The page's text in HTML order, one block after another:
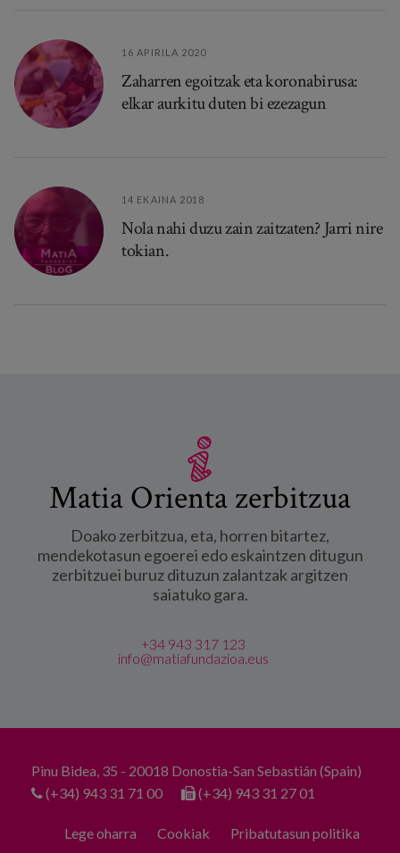
16 APIRILA 2020
Zaharren egoitzak eta koronabirusa:
elkar aurkitu duten bi ezezagun
14 EKAINA 2018
Nola nahi duzu zain zaitzaten? Jarri nire
tokian.
Matia Orienta zerbitzua
Doako zerbitzua, eta, horren bitartez,
mendekotasun egoerei edo eskaintzen ditugun
zerbitzuei buruz dituzun zalantzak argitzen
saiatuko gara.
+34 943 317 123
info@matiafundazioa.eus
Pinu Bidea, 35 - 20018 Donostia-San Sebastián (Spain)
(+34) 943 31 71 00
(+34) 943 31 27 01
Lege oharra Cookiak Pribatutasun politika